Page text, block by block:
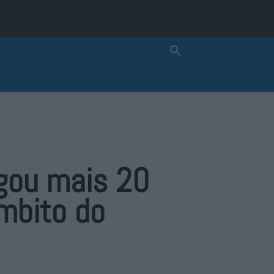
mais 20
do